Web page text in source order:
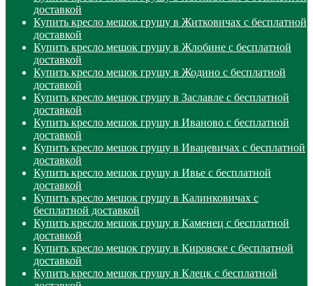
доставкой
Купить кресло мешок грушу в Житковичах с бесплатной
доставкой
Купить кресло мешок грушу в Жлобине с бесплатной
доставкой
Купить кресло мешок грушу в Жодино с бесплатной
доставкой
Купить кресло мешок грушу в Заславле с бесплатной
доставкой
Купить кресло мешок грушу в Иваново с бесплатной
доставкой
Купить кресло мешок грушу в Ивацевичах с бесплатной
доставкой
Купить кресло мешок грушу в Ивье с бесплатной
доставкой
Купить кресло мешок грушу в Калинковичах с
бесплатной доставкой
Купить кресло мешок грушу в Каменец с бесплатной
доставкой
Купить кресло мешок грушу в Кировске с бесплатной
доставкой
Купить кресло мешок грушу в Клецк с бесплатной